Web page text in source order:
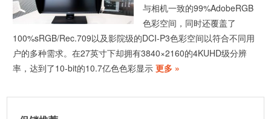
与相机一致的99%AdobeRGB
色彩空间，同时还覆盖了
100%sRGB/Rec.709以及影院级的DCI-P3色彩空间以符合不同用
户的多种需求。在27英寸下却拥有3840×2160的4KUHD级分辨
率，达到了10-bit的10.7亿色色彩显示 更多 »